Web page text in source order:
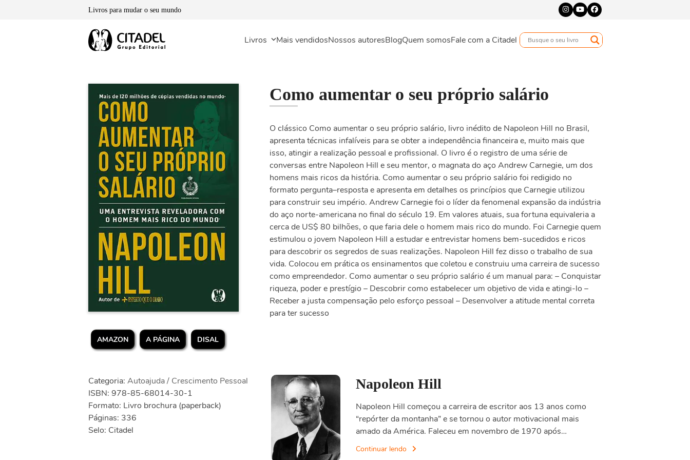
Livros para mudar o seu mundo Instagram
YouTubeFacebook
Livros Mais vendidosNossos autoresBlogQuem somosFale com a Citadel
AMAZON A PÁGINA DISAL
Como aumentar o seu próprio salário
O clássico Como aumentar o seu próprio salário, livro inédito de Napoleon Hill no Brasil,
apresenta técnicas infalíveis para se obter a independência financeira e, muito mais que
isso, atingir a realização pessoal e profissional. O livro é o registro de uma série de
conversas entre Napoleon Hill e seu mentor, o magnata do aço Andrew Carnegie, um dos
homens mais ricos da história. Como aumentar o seu próprio salário foi redigido no
formato pergunta–resposta e apresenta em detalhes os princípios que Carnegie utilizou
para construir seu império. Andrew Carnegie foi o líder da fenomenal expansão da indústria
do aço norte-americana no final do século 19. Em valores atuais, sua fortuna equivaleria a
cerca de US$ 80 bilhões, o que faria dele o homem mais rico do mundo. Foi Carnegie quem
estimulou o jovem Napoleon Hill a estudar e entrevistar homens bem-sucedidos e ricos
para descobrir os segredos de suas realizações. Napoleon Hill fez disso o trabalho de sua
vida. Colocou em prática os ensinamentos que coletou e construiu uma carreira de sucesso
como empreendedor. Como aumentar o seu próprio salário é um manual para: – Conquistar
riqueza, poder e prestígio – Descobrir como estabelecer um objetivo de vida e atingi-lo –
Receber a justa compensação pelo esforço pessoal – Desenvolver a atitude mental correta
para ter sucesso
Categoria: Autoajuda / Crescimento Pessoal
ISBN: 978-85-68014-30-1
Formato: Livro brochura (paperback)
Páginas: 336
Selo: Citadel
Napoleon Hill
Napoleon Hill começou a carreira de escritor aos 13 anos como
“repórter da montanha” e se tornou o autor motivacional mais
amado da América. Faleceu em novembro de 1970 após…
Continuar lendo